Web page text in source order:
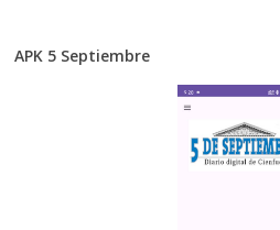
APK 5 Septiembre